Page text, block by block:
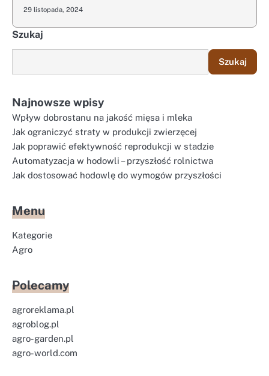
29 listopada, 2024
Szukaj
Szukaj
Najnowsze wpisy
Wpływ dobrostanu na jakość mięsa i mleka
Jak ograniczyć straty w produkcji zwierzęcej
Jak poprawić efektywność reprodukcji w stadzie
Automatyzacja w hodowli – przyszłość rolnictwa
Jak dostosować hodowlę do wymogów przyszłości
Menu
Kategorie
Agro
Polecamy
agroreklama.pl
agroblog.pl
agro-garden.pl
agro-world.com